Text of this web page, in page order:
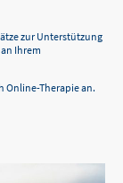
zur Unterstützung
Ihrem
Online-Therapie an.